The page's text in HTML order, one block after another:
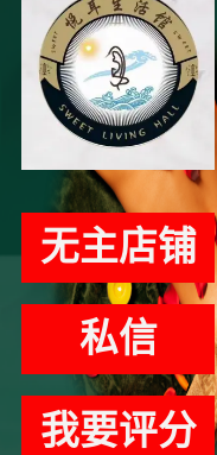
无主店铺
私信
我要评分